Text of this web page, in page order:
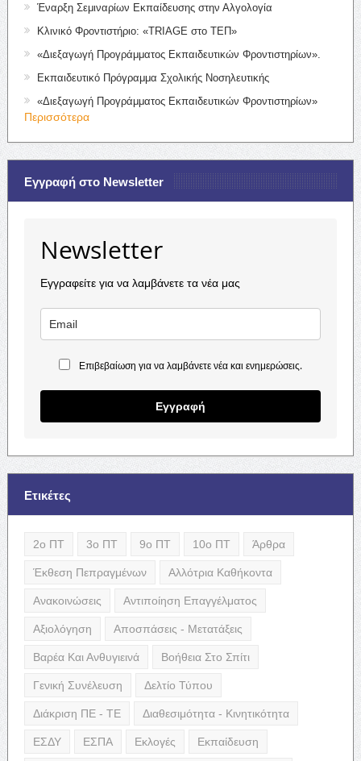
Έναρξη Σεμιναρίων Εκπαίδευσης στην Αλγολογία
Κλινικό Φροντιστήριο: «TRIAGE στο ΤΕΠ»
«Διεξαγωγή Προγράμματος Εκπαιδευτικών Φροντιστηρίων».
Εκπαιδευτικό Πρόγραμμα Σχολικής Νοσηλευτικής
«Διεξαγωγή Προγράμματος Εκπαιδευτικών Φροντιστηρίων»
Περισσότερα
Εγγραφή στο Newsletter
Newsletter
Εγγραφείτε για να λαμβάνετε τα νέα μας
Επιβεβαίωση για να λαμβάνετε νέα και ενημερώσεις.
Εγγραφή
Ετικέτες
2ο ΠΤ 3ο ΠΤ 9ο ΠΤ 10ο ΠΤ Άρθρα
Έκθεση Πεπραγμένων Αλλότρια Καθήκοντα
Ανακοινώσεις Αντιποίηση Επαγγέλματος
Αξιολόγηση Αποσπάσεις - Μετατάξεις
Βαρέα Και Ανθυγιεινά Βοήθεια Στο Σπίτι
Γενική Συνέλευση Δελτίο Τύπου
Διάκριση ΠΕ - ΤΕ Διαθεσιμότητα - Κινητικότητα
ΕΣΔΥ ΕΣΠΑ Εκλογές Εκπαίδευση